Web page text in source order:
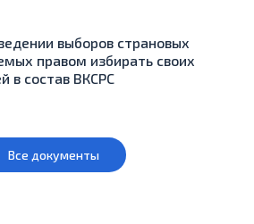
выборов страновых
правом избирать своих
в состав ВКСРС
Все документы